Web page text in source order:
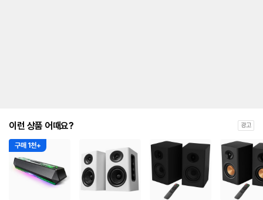
이런 상품 어때요? 광고
구매 1천+